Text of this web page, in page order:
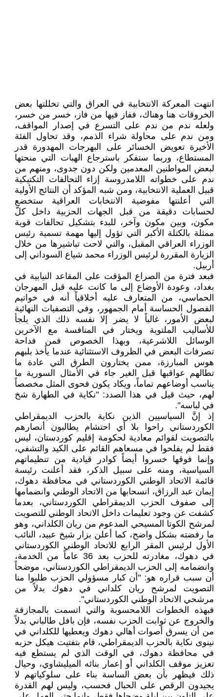
انتهت المعركة الانتخابية في العراق والتي تخللتها بعض
الخروقات هنا وهناك، ففاز فيها من فاز، خسر من خسر،
ولعله ندم من ندم على التسرع في إصدار المواقف،
ومن ندم على محاولة شراء الذمم، وقد تحاول الفئة
الأخيرة تعويض الخسائر على البهرجات المهدورة قدر
المستطاع، وربما ستفكر باسترجاع الهبات التي منحتها
لبعض المواطنين المعدمين ولكن دون جدوى، ومنهم من
ندم على خطواته اللامدروسة إزاء التحالفات التكتيكية
قبيل العملية الانتخابية، ومن شبه المؤكد أن النتائج الأولية
التي أعلنتها مفوضية الانتخابات العراقية ستخضع
لحسابات دقيقة من قبل الجهات الحزبية داخل كلّ
مكون، وبين مكون وآخر، للبدء بتشكيل تحالفات قوية
ممثلة بالكتلة الأكبر التي تؤول إليها مهمة تسمية رئيس
الوزراء العراقي المقبل، والتي لاحت تباشيرها من خلال
الزيارة المقررة لرئيس الوزراء محمد شياع السوداني إلى
أربيل.
فبعد فترة من الصراع المؤقت على المقاعد النيابية في
بغداد، وعودة الأوضاع إلى ما كانت عليه قبل المهرجان
الحماسي، من المتعارف عليه أخلاقياً أنه في خواتيم
الفصول الحساسة أمام الجمهور، وفي التصفيات النهائية
لبعض الأمور، غالباً لا يضر إلا نفسه ذلك الذي يلجأ
للأساليب الملتوية ويختار في المنافسة مع الآخرين
الوسائل اللاشرعية، وبهذا الخصوص فمن فداحة
تصرفات البعض في الظروف الاستثنائية عندما يأخذ بلبهم
هوس المبارزة، ممن يختارون الطرق التي عادة ما
تطالهم عواقبها قبل الغير جاء في الأمثال السورية ما
يناسب أوضاعهم تماماً، ويكاد يكون فحوى المثل مخصصاً
لهم، حيث قيل في هذا الصدد: "نكاية في الطهارة شخ
في لباسه".
إذ إنَّ السياسيين الذين نكاية بالحزب الديمقراطي
الكوردستاني راحوا بلا أي احتشام يطالبون أنصارهم
بالتصويت لقوائم معادية لحكومة إقليم كوردستان، ليس
فقط لم يفلحوا في مسعاهم القائم على الكيد والتشفي،
وإنما فوقها خسروا أيضاً كوادر قيادية من تنظيماتهم
السياسية، ومنه على سبيل الذكر، فقد أعلنت رئيسة
قائمة الاتحاد الوطني الكوردستاني في محافظة دهوك،
إيمان عبد الرزاق، انسحابها من الاتحاد الوطني وانضمامها
إلى صفوف الحزب الديمقراطي الكوردستاني، بعدما
كشفت عن وجود تعليمات داخل الاتحاد الوطني للتصويت
لمرشح الكوتا المسيحي المدعوم من ريان الكلداني، وهو
ما رفضته بشكل واضح، كما أعلن بزار شيخ عبيد، النائب
الأول لرئيس المقر الرابع للاتحاد الوطني الكوردستاني
في دهوك، مغادرته للحزب بعد 36 عاماً من الخدمة،
وانضمامه إلى الحزب الديمقراطي الكوردستاني، موضحاً
أن سبب قراره هو: "أن كبار مسؤولي الحزب طلبوا منا
التصويت لمرشح ريان كلداني في دهوك بدلاً من
مرشحي الاتحاد الوطني الكوردستاني".
فبهذه الخطوات اللامحسوبة والتي اتسمت بالمجازفة
والخروج عن ثوابت الحزب نفسه، فإن بافل طالباني بدلاً
من أن يسرق أصوات أهالي دهوك ويعطيها للكلداني في
نينوى نكاية بالحزب الديمقراطي، قام بتفتيت هيكل حزبه
في محافظة دهوك، في الوقت الذي لم يستطع فيه
تعزيز موقف الكلداني أو إعمار بنائه الميليشاوي، وحيال
ذلك فيظهر بأن بعض الساسة بناء على سلوكياتهم لا
يجيدون الرقص على الحبال فحسب، وليس لهم القدرة